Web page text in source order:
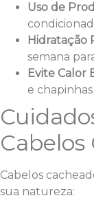
Uso de
Hidratação
semana
Evite Calor
e
Cabelos
Cabelos
sua natureza: